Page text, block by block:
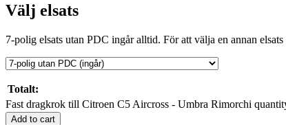
Välj elsats
7-polig elsats utan PDC ingår alltid. För att välja en annan
Totalt:
Fast dragkrok till Citroen C5 Aircross - Umbra Rimorchi
Add to cart